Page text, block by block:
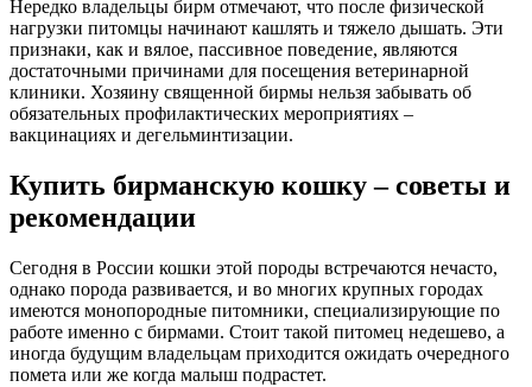
Нередко владельцы бирм отмечают, что после физической
нагрузки питомцы начинают кашлять и тяжело дышать. Эти
признаки, как и вялое, пассивное поведение, являются
достаточными причинами для посещения ветеринарной
клиники. Хозяину священной бирмы нельзя забывать об
обязательных профилактических мероприятиях –
вакцинациях и дегельминтизации.
Купить бирманскую кошку – советы и
рекомендации
Сегодня в России кошки этой породы встречаются нечасто,
однако порода развивается, и во многих крупных городах
имеются монопородные питомники, специализирующие по
работе именно с бирмами. Стоит такой питомец недешево, а
иногда будущим владельцам приходится ожидать очередного
помета или же когда малыш подрастет.